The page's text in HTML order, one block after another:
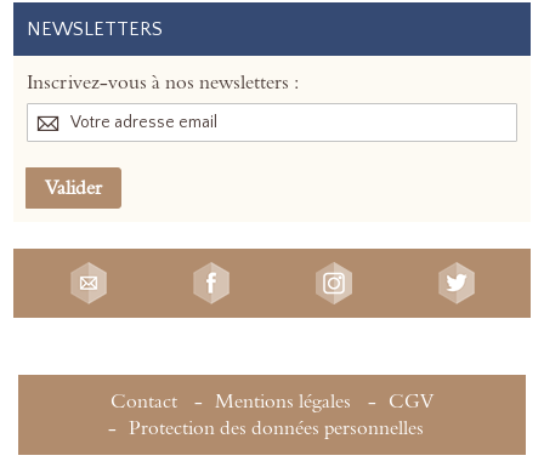
NEWSLETTERS
Inscrivez-vous à nos newsletters :
Valider
Contact Mentions légales
CGV
Protection des données personnelles